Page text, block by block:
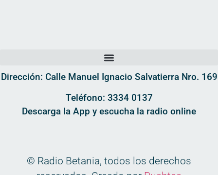
Dirección: Calle Manuel Ignacio Salvatierra Nro. 169
Teléfono: 3334 0137
Descarga la App y escucha la radio online
© Radio Betania, todos los derechos